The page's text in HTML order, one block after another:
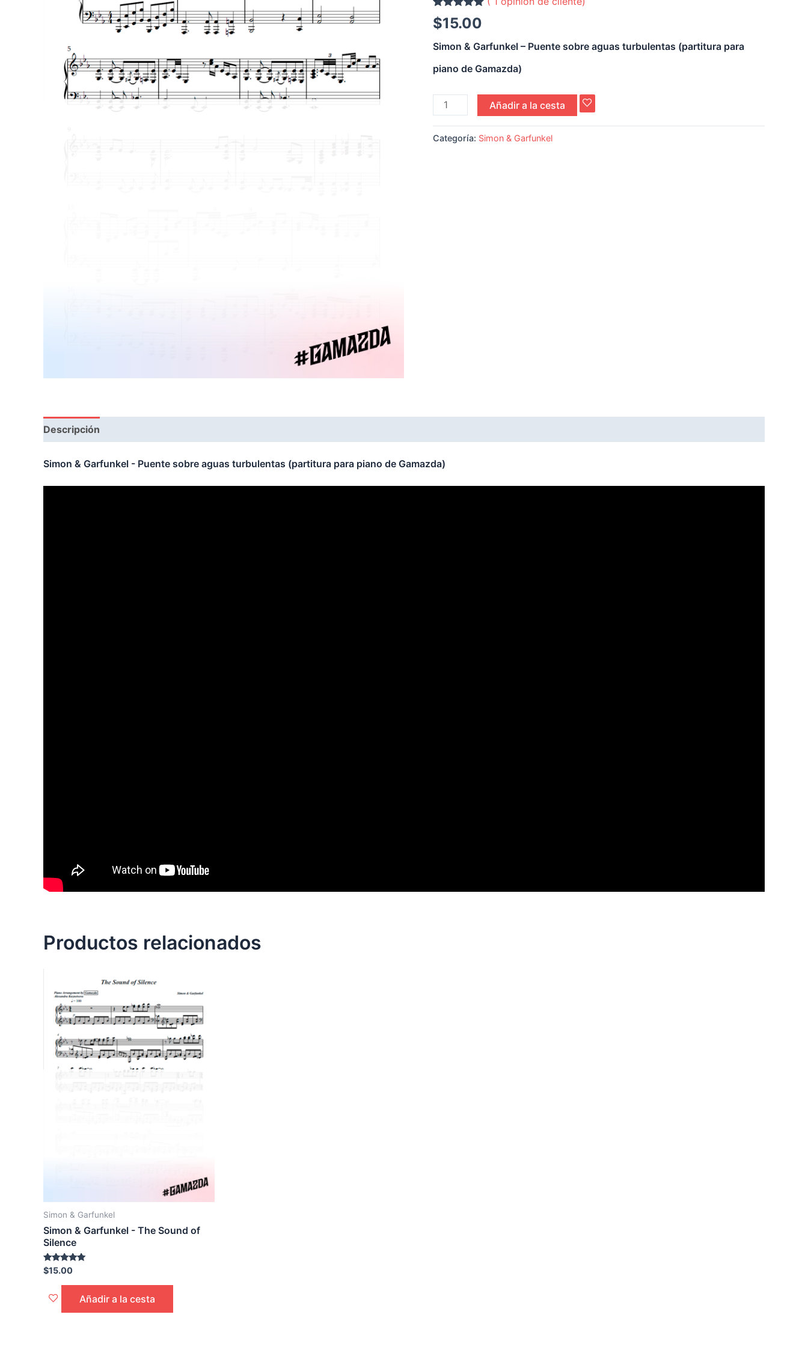
Calificado
con
5.00de 5
1
calificación
$15.00
Simon & Garfunkel – Puente sobre aguas turbulentas (partitura para
piano de Gamazda)
turbulentas
cantidad
Añadir a la cesta
Categoría: Simon & Garfunkel
Descripción
Simon & Garfunkel - Puente sobre aguas turbulentas (partitura para piano de Gamazda)
Productos relacionados
Simon & Garfunkel
Simon & Garfunkel - The Sound of
Silence
Calificado
con 5.00
$15.00
Añadir a la cesta